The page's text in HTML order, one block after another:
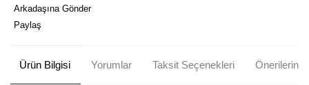
Arkadaşına Gönder
Paylaş
Ürün Bilgisi Yorumlar Taksit Seçenekleri Önerileriniz